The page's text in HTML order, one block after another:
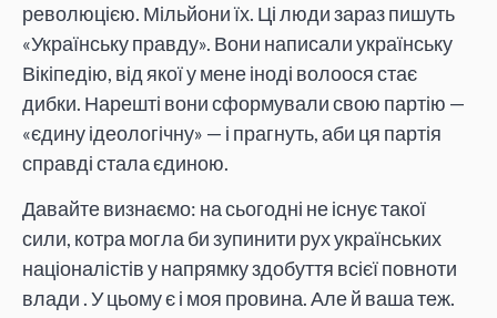
революцією. Мільйони їх. Ці люди зараз пишуть
«Українську правду». Вони написали українську
Вікіпедію, від якої у мене іноді волоося стає
дибки. Нарешті вони сформували свою партію —
«єдину ідеологічну» — і прагнуть, аби ця партія
справді стала єдиною.
Давайте визнаємо: на сьогодні не існує такої
сили, котра могла би зупинити рух українських
націоналістів у напрямку здобуття всієї повноти
влади . У цьому є і моя провина. Але й ваша теж.